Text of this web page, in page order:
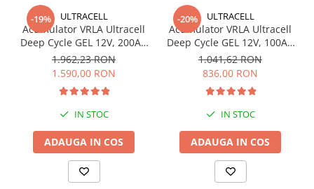
UPS Trifazat
Stabilizatoare Tensiune
PDUs unitati de distributie a
energiei electrice
Cabinete baterii
Acumulatori UPS
Drumetii / Camping
Accesorii
Frigidere portabile
-19% ULTRACELL
Acumulator VRLA Ultracell
Deep Cycle GEL 12V, 200Ah
UCG200-12
1.962,23 RON
1.590,00 RON
IN STOC
ADAUGA IN COS
-20% ULTRACELL
Acumulator VRLA Ultracell
Deep Cycle GEL 12V, 100Ah
UCG100-12 F10
1.041,62 RON
836,00 RON
IN STOC
ADAUGA IN COS